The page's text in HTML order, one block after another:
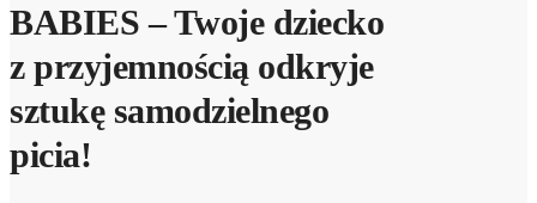
BABIES – Twoje dziecko
z przyjemnością odkryje
sztukę samodzielnego
picia!